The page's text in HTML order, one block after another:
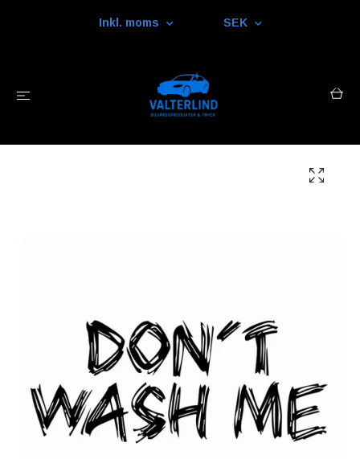
Inkl. moms SEK